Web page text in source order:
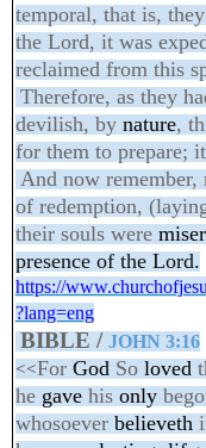
temporal, that is,
the Lord, it was
reclaimed from this
Therefore, as they
devilish, by nature,
for them to prepare;
And now
of redemption,
their souls were
presence of the Lord.
https://
?lang=eng
BIBLE / JOHN 3:16
<<For God So loved
he gavehis only
whosoever believeth